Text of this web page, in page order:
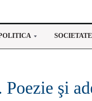
SOCIETATE
şi